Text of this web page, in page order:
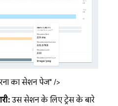
का सेशन पेज" />
उस सेशन के लिए ट्रेस के बारे